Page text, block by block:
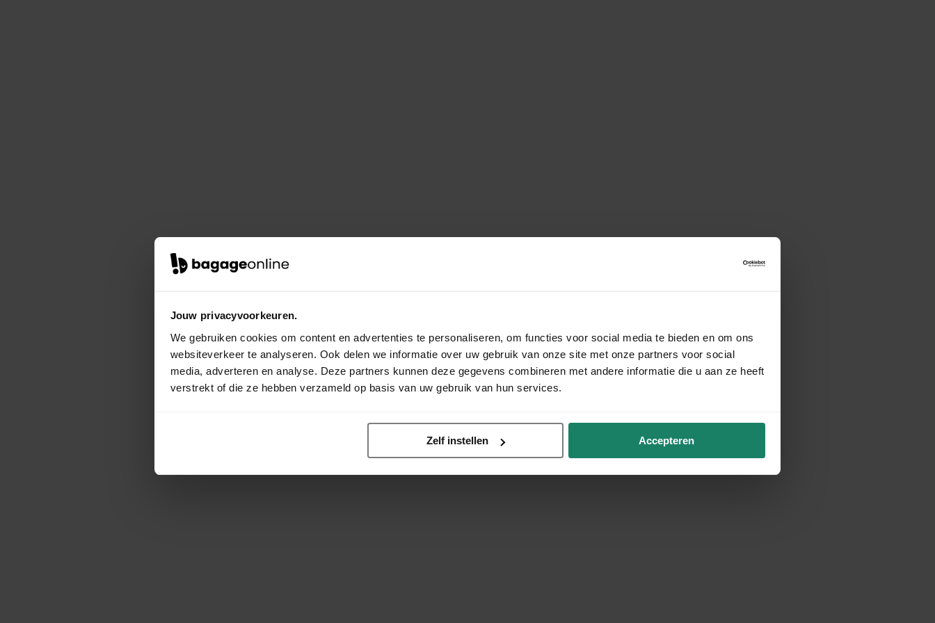
Jouw privacyvoorkeuren.
We gebruiken cookies om content en advertenties te personaliseren, om functies voor social media te bieden en om ons
websiteverkeer te analyseren. Ook delen we informatie over uw gebruik van onze site met onze partners voor social
media, adverteren en analyse. Deze partners kunnen deze gegevens combineren met andere informatie die u aan ze heeft
verstrekt of die ze hebben verzameld op basis van uw gebruik van hun services.
Zelf instellen Accepteren